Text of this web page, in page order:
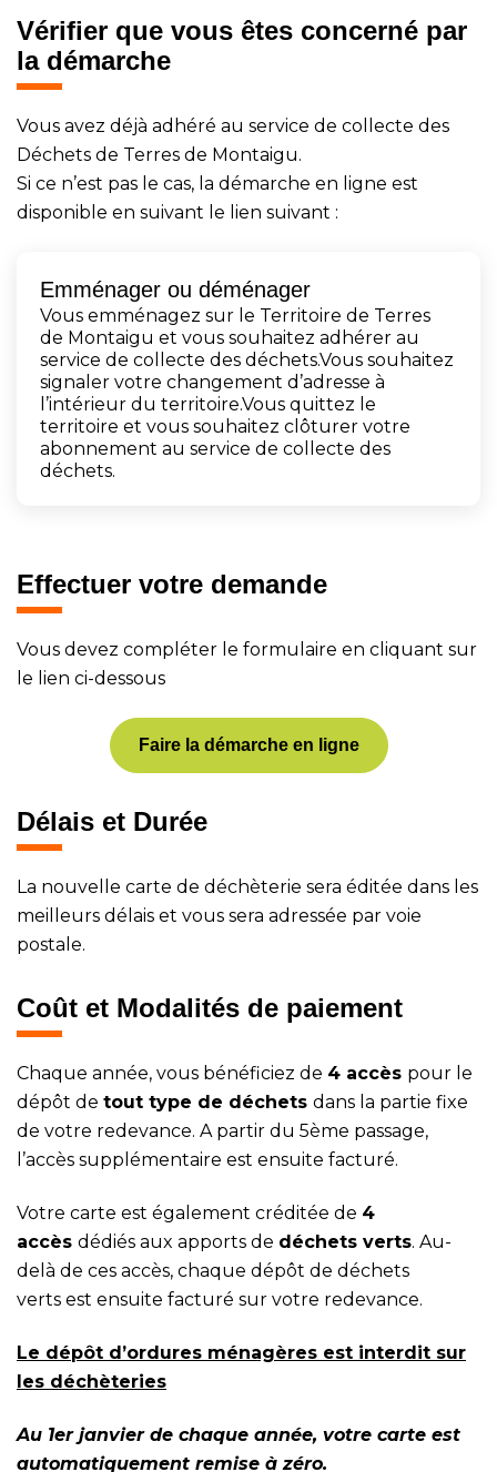
Vérifier que vous êtes concerné par
la démarche
Vous avez déjà adhéré au service de collecte des
Déchets de Terres de Montaigu.
Si ce n’est pas le cas, la démarche en ligne est
disponible en suivant le lien suivant :
Emménager ou déménager
Vous emménagez sur le Territoire de Terres
de Montaigu et vous souhaitez adhérer au
service de collecte des déchets.Vous souhaitez
signaler votre changement d’adresse à
l’intérieur du territoire.Vous quittez le
territoire et vous souhaitez clôturer votre
abonnement au service de collecte des
déchets.
Effectuer votre demande
Vous devez compléter le formulaire en cliquant sur
le lien ci-dessous
Faire la démarche en ligne
Délais et Durée
La nouvelle carte de déchèterie sera éditée dans les
meilleurs délais et vous sera adressée par voie
postale.
Coût et Modalités de paiement
Chaque année, vous bénéficiez de 4 accès pour le
dépôt de tout type de déchets dans la partie fixe
de votre redevance. A partir du 5ème passage,
l’accès supplémentaire est ensuite facturé.
Votre carte est également créditée de 4
accès dédiés aux apports de déchets verts. Au-
delà de ces accès, chaque dépôt de déchets
verts est ensuite facturé sur votre redevance.
Le dépôt d’ordures ménagères est interdit sur
les déchèteries
Au 1er janvier de chaque année, votre carte est
automatiquement remise à zéro.